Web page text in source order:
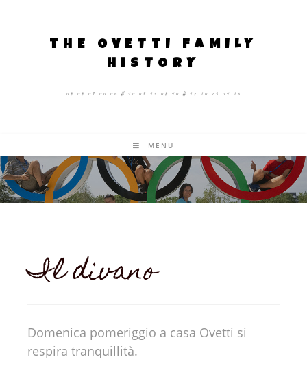
THE OVETTI FAMILY
HISTORY
08.08.09.00.06 # 10.07.13.08.40 # 12.10.25.04.13
MENU
Il divano
Domenica pomeriggio a casa Ovetti si
respira tranquillità.